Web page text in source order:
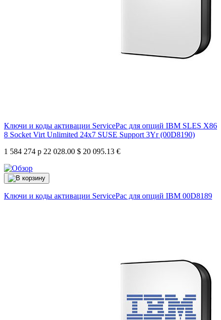
Ключи и коды активации ServicePac для опций IBM SLES X86
8 Socket Virt Unlimited 24x7 SUSE Support 3Yr (00D8190)
1 584 274 р 22 028.00 $ 20 095.13 €
Ключи и коды активации ServicePac для опций IBM 00D8189